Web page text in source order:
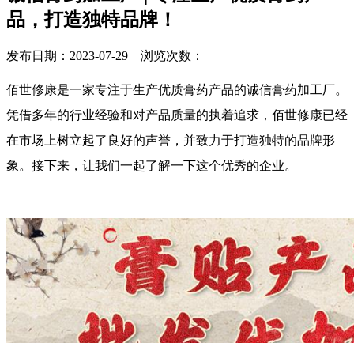
品，打造独特品牌！
发布日期：2023-07-29 浏览次数：
佰世修康是一家专注于生产优质膏药产品的诚信膏药加工厂。
凭借多年的行业经验和对产品质量的执着追求，佰世修康已经
在市场上树立起了良好的声誉，并致力于打造独特的品牌形
象。接下来，让我们一起了解一下这个优秀的企业。